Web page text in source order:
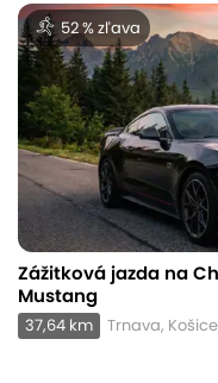
52 % zľava
Zážitková jazda na
Mustang
37,64 km Trnava,